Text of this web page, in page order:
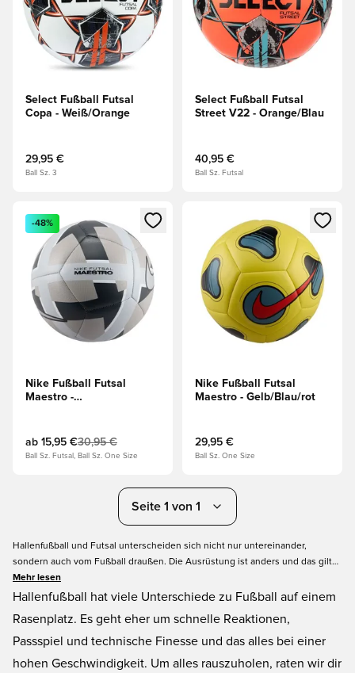
Select Fußball Futsal
Copa - Weiß/Orange
29,95 €
Ball Sz. 3
Select Fußball Futsal
Street V22 - Orange/Blau
40,95 €
Ball Sz. Futsal
Öffnet ein neues Fenster zum Anmelden oder Registrieren
-48%
Nike Fußball Futsal
Maestro -
ab 15,95 €30,95 €
Ball Sz. Futsal, Ball Sz. One Size
Öffnet ein neues Fenster
Nike Fußball Futsal
Maestro - Gelb/Blau/rot
29,95 €
Ball Sz. One Size
Seite 1 von 1
Hallenfußball und Futsal unterscheiden sich nicht nur untereinander,
sondern auch vom Fußball draußen. Die Ausrüstung ist anders und das gilt
besonders bei Futsal Fußbällen, die eine andere Größe und anderes
Gewicht als normale Fußbälle haben. Unsere Auswahl an Futsal Fußbällen
bestellen und bekommst sie natürlich auch zu guten Preisen und mit einer
blitzschnellen Lieferung direkt zu dir nach Hause!
Mehr lesen
Hallenfußball hat viele Unterschiede zu Fußball auf einem
Rasenplatz. Es geht eher um schnelle Reaktionen,
Passspiel und technische Finesse und das alles bei einer
hohen Geschwindigkeit. Um alles rauszuholen, raten wir dir